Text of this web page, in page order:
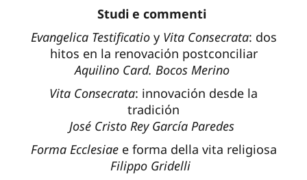
Studi e commenti
Evangelica Testificatio y Vita Consecrata: dos
hitos en la renovaciόn postconciliar
Aquilino Card. Bocos Merino
Vita Consecrata: innovaciόn desde la
tradiciόn
José Cristo Rey García Paredes
Forma Ecclesiae e forma della vita religiosa
Filippo Gridelli